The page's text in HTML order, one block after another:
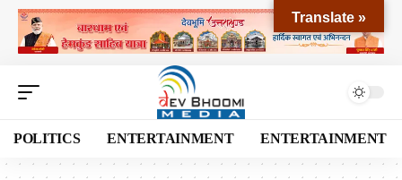
POLITICS ENTERTAINMENT ENTERTAINMENT
Translate »